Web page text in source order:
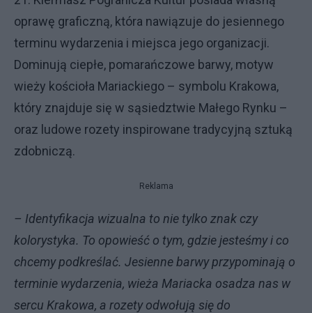
oprawę graficzną, która nawiązuje do jesiennego
terminu wydarzenia i miejsca jego organizacji.
Dominują ciepłe, pomarańczowe barwy, motyw
wieży kościoła Mariackiego – symbolu Krakowa,
który znajduje się w sąsiedztwie Małego Rynku –
oraz ludowe rozety inspirowane tradycyjną sztuką
zdobniczą.
Reklama
– Identyfikacja wizualna to nie tylko znak czy
kolorystyka. To opowieść o tym, gdzie jesteśmy i co
chcemy podkreślać. Jesienne barwy przypominają o
terminie wydarzenia, wieża Mariacka osadza nas w
sercu Krakowa, a rozety odwołują się do